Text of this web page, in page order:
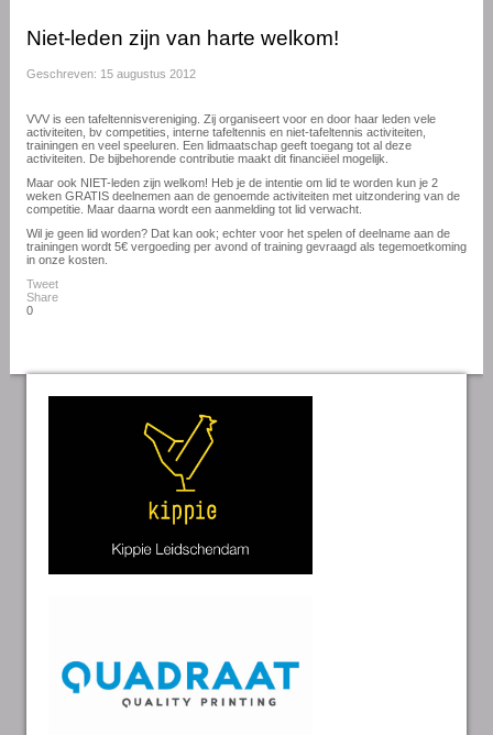
Sponsoring
Media
English
Niet-leden zijn van harte welkom!
Geschreven: 15 augustus 2012
VVV is een tafeltennisvereniging. Zij organiseert voor en door haar leden vele
activiteiten, bv competities, interne tafeltennis en niet-tafeltennis activiteiten,
trainingen en veel speeluren. Een lidmaatschap geeft toegang tot al deze
activiteiten. De bijbehorende contributie maakt dit financiëel mogelijk.
Maar ook NIET-leden zijn welkom! Heb je de intentie om lid te worden kun je 2
weken GRATIS deelnemen aan de genoemde activiteiten met uitzondering van de
competitie. Maar daarna wordt een aanmelding tot lid verwacht.
Wil je geen lid worden? Dat kan ook; echter voor het spelen of deelname aan de
trainingen wordt 5€ vergoeding per avond of training gevraagd als tegemoetkoming
in onze kosten.
Tweet
Share
0